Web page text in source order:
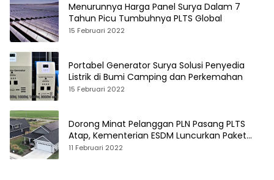
Menurunnya Harga Panel Surya Dalam 7
Tahun Picu Tumbuhnya PLTS Global
15 Februari 2022
Portabel Generator Surya Solusi Penyedia
Listrik di Bumi Camping dan Perkemahan
15 Februari 2022
Dorong Minat Pelanggan PLN Pasang PLTS
Atap, Kementerian ESDM Luncurkan Paket
Hibah SEF
11 Februari 2022